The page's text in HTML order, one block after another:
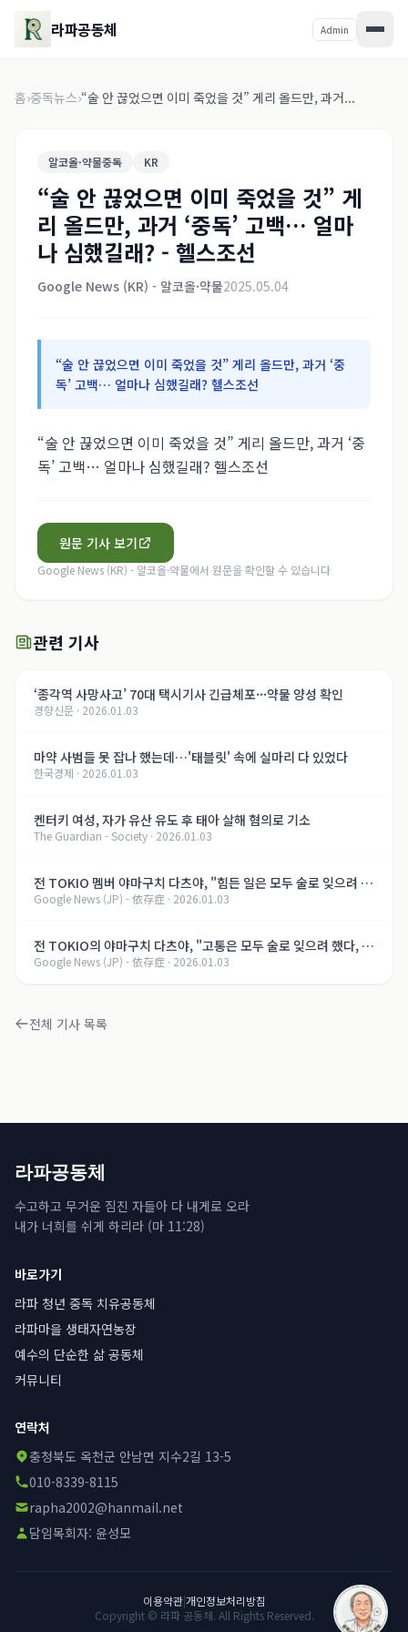
라파공동체 Admin
홈›중독뉴스›“술 안 끊었으면 이미 죽었을 것” 게리 올드만, 과거...
알코올·약물중독 KR
“술 안 끊었으면 이미 죽었을 것” 게
리 올드만, 과거 ‘중독’ 고백… 얼마
나 심했길래? - 헬스조선
Google News (KR) - 알코올·약물2025.05.04
“술 안 끊었으면 이미 죽었을 것” 게리 올드만, 과거 ‘중
독’ 고백… 얼마나 심했길래? 헬스조선
“술 안 끊었으면 이미 죽었을 것” 게리 올드만, 과거 ‘중
독’ 고백… 얼마나 심했길래? 헬스조선
원문 기사 보기
Google News (KR) - 알코올·약물에서 원문을 확인할 수 있습니다
관련 기사
‘종각역 사망사고’ 70대 택시기사 긴급체포···약물 양성 확인
경향신문 · 2026.01.03
마약 사범들 못 잡나 했는데…'태블릿' 속에 실마리 다 있었다
한국경제 · 2026.01.03
켄터키 여성, 자가 유산 유도 후 태아 살해 혐의로 기소
The Guardian - Society · 2026.01.03
전 TOKIO 멤버 야마구치 다츠야, "힘든 일은 모두 술로 잊으려 했
다, 지금은..." 알코올 의존증 회복의 길【제8화】
Google News (JP) - 依存症 · 2026.01.03
전 TOKIO의 야마구치 다츠야, "고통은 모두 술로 잊으려 했다, 지
금은..." 알코올 의존증 회복의 여정【제8화】
Google News (JP) - 依存症 · 2026.01.03
전체 기사 목록
라파공동체
수고하고 무거운 짐진 자들아 다 내게로 오라
내가 너희를 쉬게 하리라 (마 11:28)
바로가기
라파 청년 중독 치유공동체
라파마을 생태자연농장
예수의 단순한 삶 공동체
커뮤니티
연락처
충청북도 옥천군 안남면 지수2길 13-5
010-8339-8115
rapha2002@hanmail.net
담임목회자: 윤성모
이용약관|개인정보처리방침
Copyright © 라파 공동체. All Rights Reserved.